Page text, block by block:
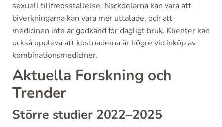
sexuell tillfredsställelse. Nackdelarna kan vara att
biverkningarna kan vara mer uttalade, och att
medicinen inte är godkänd för dagligt bruk. Klienter kan
också uppleva att kostnaderna är högre vid inköp av
kombinationsmediciner.
Aktuella Forskning och
Trender
Större studier 2022–2025